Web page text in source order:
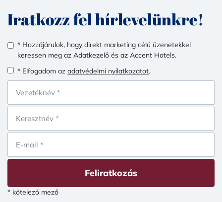
Iratkozz fel hírlevelünkre!
* Hozzájárulok, hogy direkt marketing célú üzenetekkel
keressen meg az Adatkezelő és az Accent Hotels.
* Elfogadom az adatvédelmi nyilatkozatot.
Feliratkozás
* kötelező mező